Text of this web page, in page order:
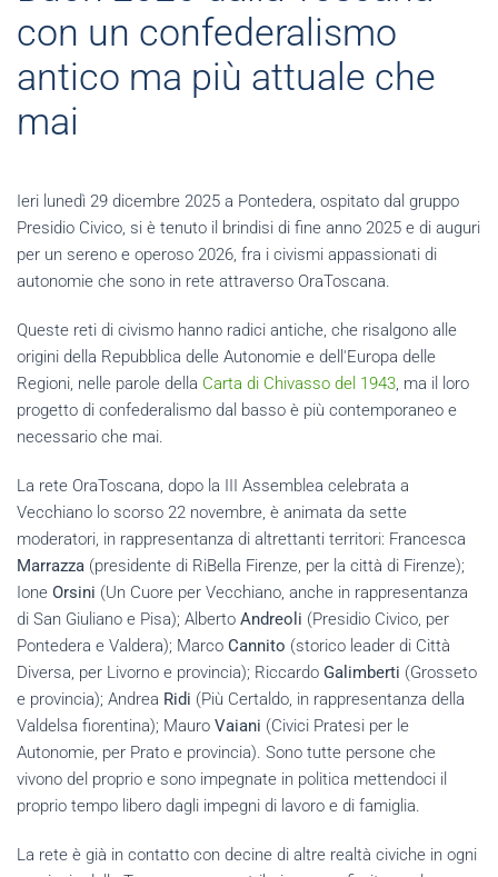
con un confederalismo
antico ma più attuale che
mai
Ieri lunedì 29 dicembre 2025 a Pontedera, ospitato dal gruppo
Presidio Civico, si è tenuto il brindisi di fine anno 2025 e di auguri
per un sereno e operoso 2026, fra i civismi appassionati di
autonomie che sono in rete attraverso OraToscana.
Queste reti di civismo hanno radici antiche, che risalgono alle
origini della Repubblica delle Autonomie e dell'Europa delle
Regioni, nelle parole della Carta di Chivasso del 1943, ma il loro
progetto di confederalismo dal basso è più contemporaneo e
necessario che mai.
La rete OraToscana, dopo la III Assemblea celebrata a
Vecchiano lo scorso 22 novembre, è animata da sette
moderatori, in rappresentanza di altrettanti territori: Francesca
Marrazza (presidente di RiBella Firenze, per la città di Firenze);
Ione Orsini (Un Cuore per Vecchiano, anche in rappresentanza
di San Giuliano e Pisa); Alberto Andreoli (Presidio Civico, per
Pontedera e Valdera); Marco Cannito (storico leader di Città
Diversa, per Livorno e provincia); Riccardo Galimberti (Grosseto
e provincia); Andrea Ridi (Più Certaldo, in rappresentanza della
Valdelsa fiorentina); Mauro Vaiani (Civici Pratesi per le
Autonomie, per Prato e provincia). Sono tutte persone che
vivono del proprio e sono impegnate in politica mettendoci il
proprio tempo libero dagli impegni di lavoro e di famiglia.
La rete è già in contatto con decine di altre realtà civiche in ogni